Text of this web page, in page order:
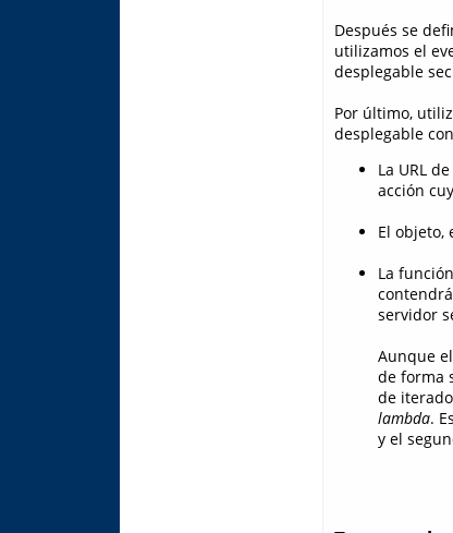
Después se
utilizamos el
desplegable
Por último,
desplegable
La URL
acción
El objeto,
La
servidor
Aunque
de forma
de
lambda.
y el